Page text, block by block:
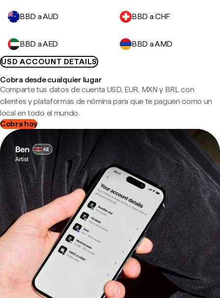
BBD a AUD BBD a CHF
BBD a AED
BBD a AMD
USD ACCOUNT DETAILS
Cobra desde cualquier lugar
Comparte tus datos de cuenta USD, EUR, MXN y BRL con
clientes y plataformas de nómina para que te paguen como un
local en todo el mundo.
Cobra hoy